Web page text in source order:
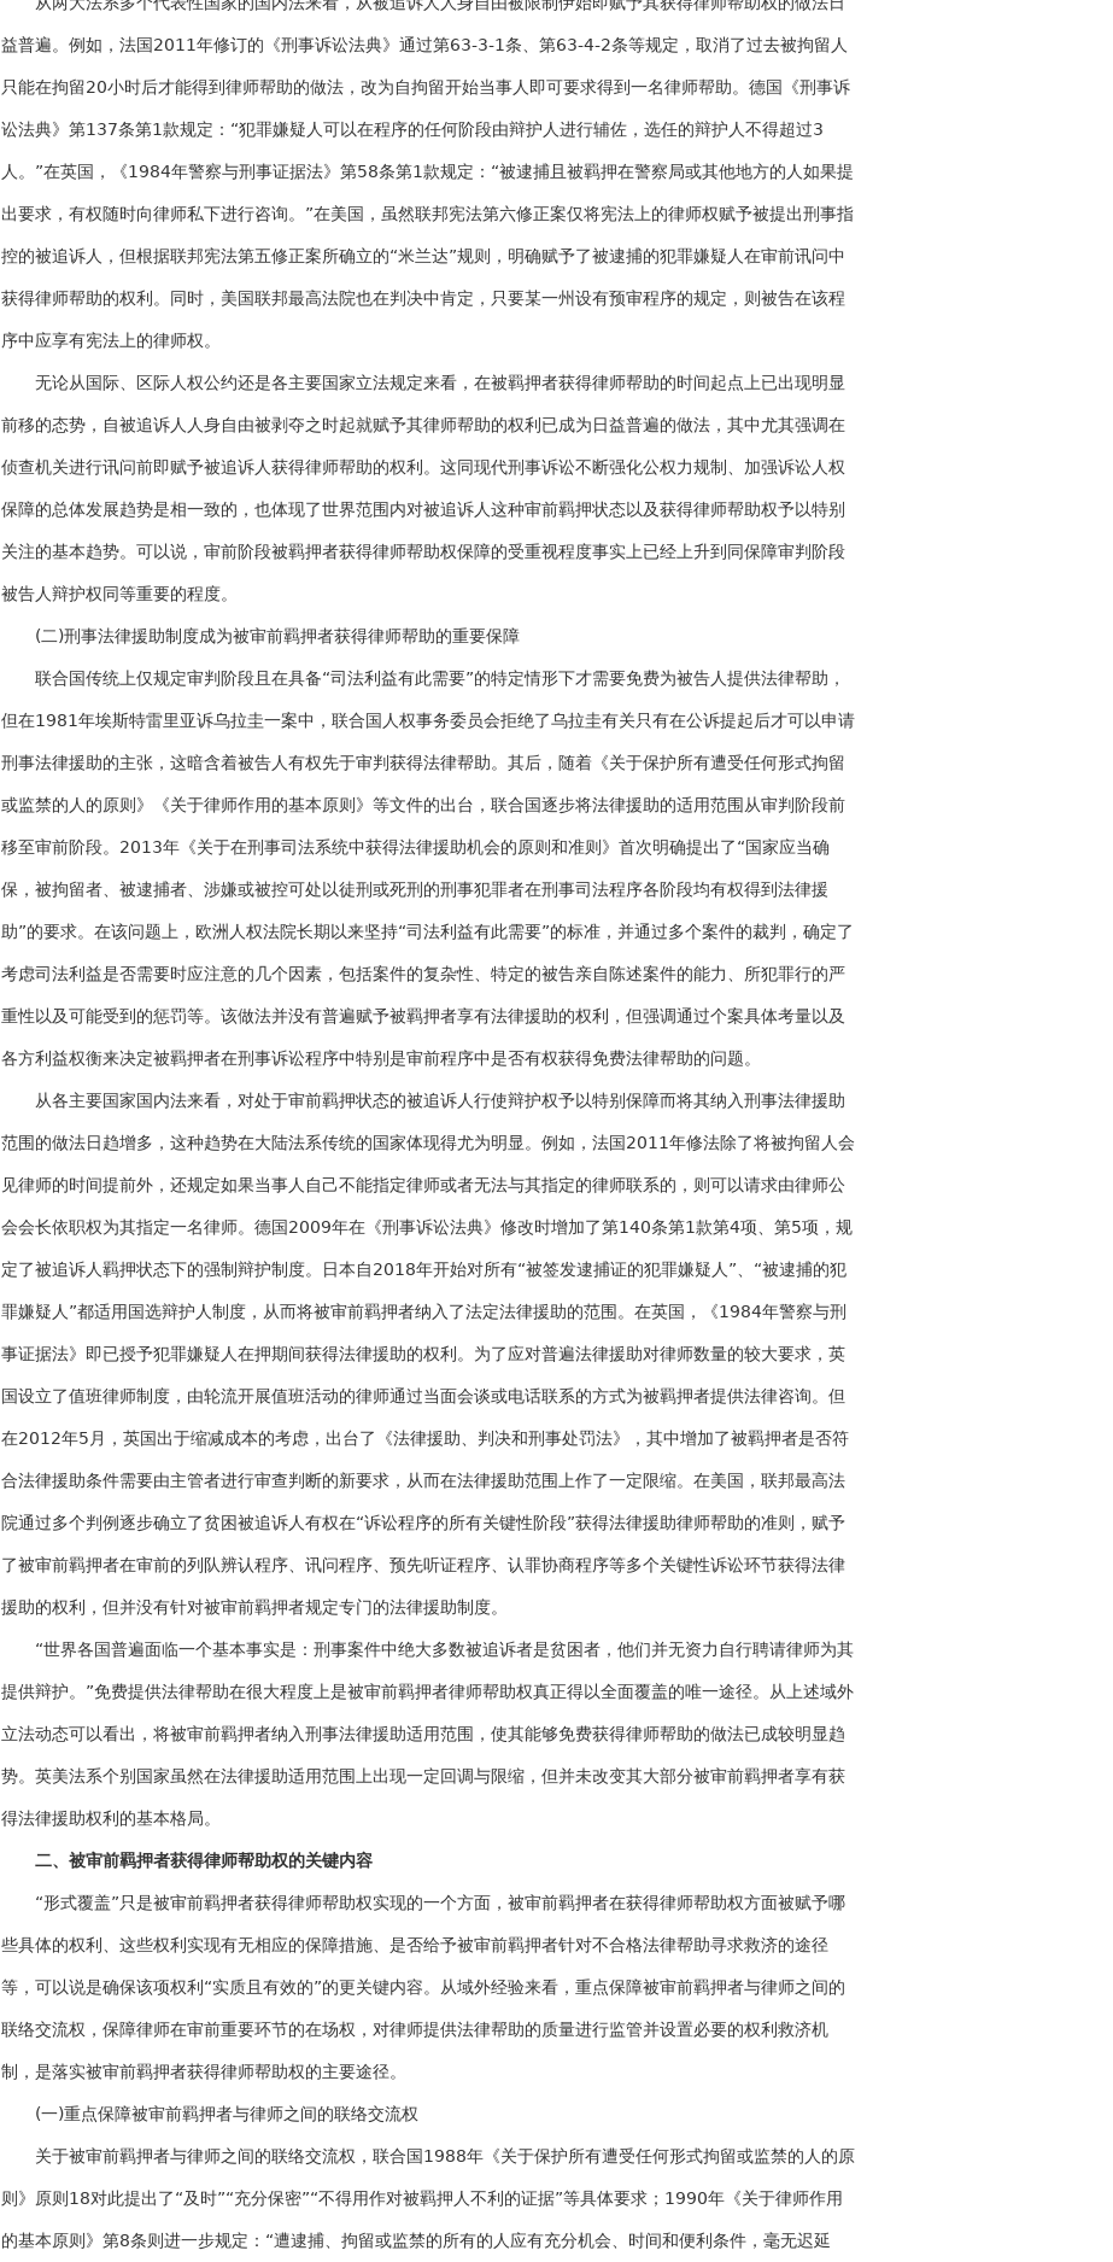
益普遍。例如，法国2011年修订的《刑事诉讼法典》通过第63-3-1条、第63-4-2条等规定，取消了过去被拘留人
只能在拘留20小时后才能得到律师帮助的做法，改为自拘留开始当事人即可要求得到一名律师帮助。德国《刑事诉
讼法典》第137条第1款规定：“犯罪嫌疑人可以在程序的任何阶段由辩护人进行辅佐，选任的辩护人不得超过3
人。”在英国，《1984年警察与刑事证据法》第58条第1款规定：“被逮捕且被羁押在警察局或其他地方的人如果提
出要求，有权随时向律师私下进行咨询。”在美国，虽然联邦宪法第六修正案仅将宪法上的律师权赋予被提出刑事指
控的被追诉人，但根据联邦宪法第五修正案所确立的“米兰达”规则，明确赋予了被逮捕的犯罪嫌疑人在审前讯问中
获得律师帮助的权利。同时，美国联邦最高法院也在判决中肯定，只要某一州设有预审程序的规定，则被告在该程
序中应享有宪法上的律师权。
无论从国际、区际人权公约还是各主要国家立法规定来看，在被羁押者获得律师帮助的时间起点上已出现明显
前移的态势，自被追诉人人身自由被剥夺之时起就赋予其律师帮助的权利已成为日益普遍的做法，其中尤其强调在
侦查机关进行讯问前即赋予被追诉人获得律师帮助的权利。这同现代刑事诉讼不断强化公权力规制、加强诉讼人权
保障的总体发展趋势是相一致的，也体现了世界范围内对被追诉人这种审前羁押状态以及获得律师帮助权予以特别
关注的基本趋势。可以说，审前阶段被羁押者获得律师帮助权保障的受重视程度事实上已经上升到同保障审判阶段
被告人辩护权同等重要的程度。
(二)刑事法律援助制度成为被审前羁押者获得律师帮助的重要保障
联合国传统上仅规定审判阶段且在具备“司法利益有此需要”的特定情形下才需要免费为被告人提供法律帮助，
但在1981年埃斯特雷里亚诉乌拉圭一案中，联合国人权事务委员会拒绝了乌拉圭有关只有在公诉提起后才可以申请
刑事法律援助的主张，这暗含着被告人有权先于审判获得法律帮助。其后，随着《关于保护所有遭受任何形式拘留
或监禁的人的原则》《关于律师作用的基本原则》等文件的出台，联合国逐步将法律援助的适用范围从审判阶段前
移至审前阶段。2013年《关于在刑事司法系统中获得法律援助机会的原则和准则》首次明确提出了“国家应当确
保，被拘留者、被逮捕者、涉嫌或被控可处以徒刑或死刑的刑事犯罪者在刑事司法程序各阶段均有权得到法律援
助”的要求。在该问题上，欧洲人权法院长期以来坚持“司法利益有此需要”的标准，并通过多个案件的裁判，确定了
考虑司法利益是否需要时应注意的几个因素，包括案件的复杂性、特定的被告亲自陈述案件的能力、所犯罪行的严
重性以及可能受到的惩罚等。该做法并没有普遍赋予被羁押者享有法律援助的权利，但强调通过个案具体考量以及
各方利益权衡来决定被羁押者在刑事诉讼程序中特别是审前程序中是否有权获得免费法律帮助的问题。
从各主要国家国内法来看，对处于审前羁押状态的被追诉人行使辩护权予以特别保障而将其纳入刑事法律援助
范围的做法日趋增多，这种趋势在大陆法系传统的国家体现得尤为明显。例如，法国2011年修法除了将被拘留人会
见律师的时间提前外，还规定如果当事人自己不能指定律师或者无法与其指定的律师联系的，则可以请求由律师公
会会长依职权为其指定一名律师。德国2009年在《刑事诉讼法典》修改时增加了第140条第1款第4项、第5项，规
定了被追诉人羁押状态下的强制辩护制度。日本自2018年开始对所有“被签发逮捕证的犯罪嫌疑人”、“被逮捕的犯
罪嫌疑人”都适用国选辩护人制度，从而将被审前羁押者纳入了法定法律援助的范围。在英国，《1984年警察与刑
事证据法》即已授予犯罪嫌疑人在押期间获得法律援助的权利。为了应对普遍法律援助对律师数量的较大要求，英
国设立了值班律师制度，由轮流开展值班活动的律师通过当面会谈或电话联系的方式为被羁押者提供法律咨询。但
在2012年5月，英国出于缩减成本的考虑，出台了《法律援助、判决和刑事处罚法》，其中增加了被羁押者是否符
合法律援助条件需要由主管者进行审查判断的新要求，从而在法律援助范围上作了一定限缩。在美国，联邦最高法
院通过多个判例逐步确立了贫困被追诉人有权在“诉讼程序的所有关键性阶段”获得法律援助律师帮助的准则，赋予
了被审前羁押者在审前的列队辨认程序、讯问程序、预先听证程序、认罪协商程序等多个关键性诉讼环节获得法律
援助的权利，但并没有针对被审前羁押者规定专门的法律援助制度。
“世界各国普遍面临一个基本事实是：刑事案件中绝大多数被追诉者是贫困者，他们并无资力自行聘请律师为其
提供辩护。”免费提供法律帮助在很大程度上是被审前羁押者律师帮助权真正得以全面覆盖的唯一途径。从上述域外
立法动态可以看出，将被审前羁押者纳入刑事法律援助适用范围，使其能够免费获得律师帮助的做法已成较明显趋
势。英美法系个别国家虽然在法律援助适用范围上出现一定回调与限缩，但并未改变其大部分被审前羁押者享有获
得法律援助权利的基本格局。
二、被审前羁押者获得律师帮助权的关键内容
“形式覆盖”只是被审前羁押者获得律师帮助权实现的一个方面，被审前羁押者在获得律师帮助权方面被赋予哪
些具体的权利、这些权利实现有无相应的保障措施、是否给予被审前羁押者针对不合格法律帮助寻求救济的途径
等，可以说是确保该项权利“实质且有效的”的更关键内容。从域外经验来看，重点保障被审前羁押者与律师之间的
联络交流权，保障律师在审前重要环节的在场权，对律师提供法律帮助的质量进行监管并设置必要的权利救济机
制，是落实被审前羁押者获得律师帮助权的主要途径。
(一)重点保障被审前羁押者与律师之间的联络交流权
关于被审前羁押者与律师之间的联络交流权，联合国1988年《关于保护所有遭受任何形式拘留或监禁的人的原
则》原则18对此提出了“及时”“充分保密”“不得用作对被羁押人不利的证据”等具体要求；1990年《关于律师作用
的基本原则》第8条则进一步规定：“遭逮捕、拘留或监禁的所有的人应有充分机会、时间和便利条件，毫无迟延